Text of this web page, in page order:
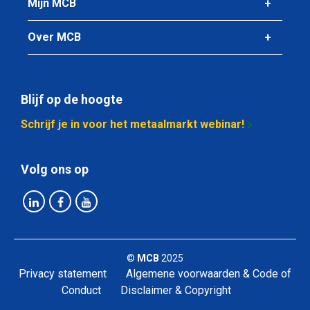
Omschrijving
Rvs 1.4841 blank passing h9 rond 30 hittevast ca 3 mtr
Selecteer
Mijn MCB
Over MCB
Blijf op de hoogte
Schrijf je in voor het metaalmarkt webinar!
Volg ons op
© MCB 2025
Privacy statement
Algemene voorwaarden & Code of
Conduct
Disclaimer & Copyright